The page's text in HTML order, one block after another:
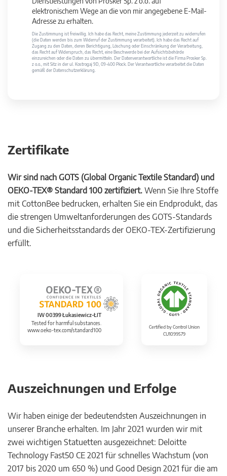
elektronischem Wege an die von mir angegebene E-Mail-
Adresse zu erhalten.
Die Zustimmung ist freiwillig. Ich habe das Recht, meine Zustimmung jederzeit zu widerrufen
(die Daten werden bis zum Widerruf der Zustimmung verarbeitet). Ich habe das Recht auf
Zugang zu den Daten, deren Berichtigung, Löschung oder Einschränkung der Verarbeitung,
das Recht auf Widerspruch, das Recht, eine Beschwerde bei der Aufsichtsbehörde
einzureichen oder die Daten zu übermitteln. Der Datenverantwortliche ist die Firma Prosker Sp.
z o.o., mit Sitz in der ul. Kostrogaj 9D, 09-400 Płock. Der Verantwortliche verarbeitet die Daten
gemäß der Datenschutzerklärung.
Zertifikate
Wir sind nach GOTS (Global Organic Textile Standard) und
OEKO-TEX® Standard 100 zertifiziert. Wenn Sie Ihre Stoffe
mit CottonBee bedrucken, erhalten Sie ein Endprodukt, das
die strengen Umweltanforderungen des GOTS-Standards
und die Sicherheitsstandards der OEKO-TEX-Zertifizierung
erfüllt.
IW 00399 Łukasiewicz-ŁIT
Tested for harmful substances.
www.oeko-tex.com/standard100
Certified by Control Union
CU1099579
Auszeichnungen und Erfolge
Wir haben einige der bedeutendsten Auszeichnungen in
unserer Branche erhalten. Im Jahr 2021 wurden wir mit
zwei wichtigen Statuetten ausgezeichnet: Deloitte
Technology Fast50 CE 2021 für schnelles Wachstum (von
2017 bis 2020 um 650 %) und Good Design 2021 für die am